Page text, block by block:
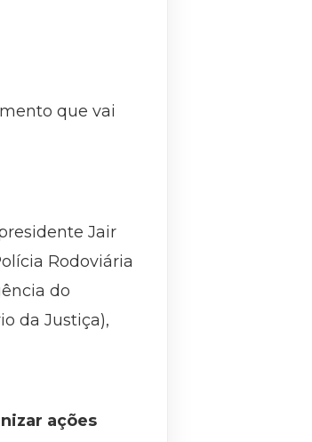
que vai
Jair
Rodoviária
do
da Justiça),
ações